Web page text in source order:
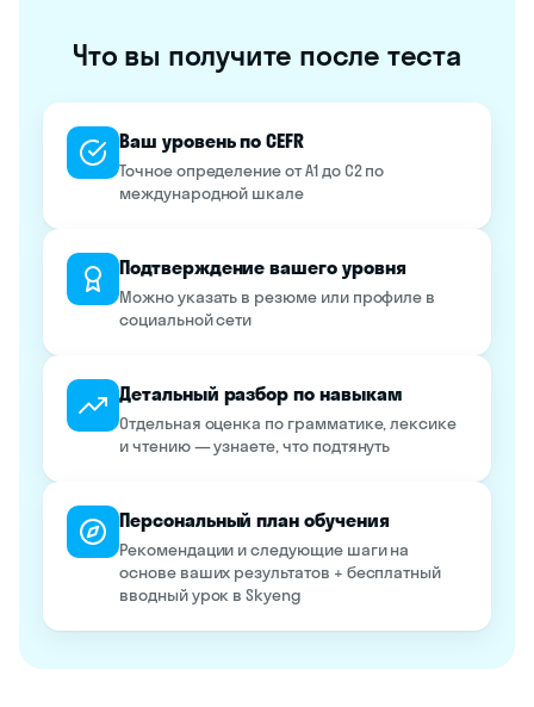
Что вы получите после теста
Ваш уровень по CEFR
Точное определение от A1 до C2 по
международной шкале
Подтверждение вашего уровня
Можно указать в резюме или профиле в
социальной сети
Детальный разбор по навыкам
Отдельная оценка по грамматике, лексике
и чтению — узнаете, что подтянуть
Персональный план обучения
Рекомендации и следующие шаги на
основе ваших результатов + бесплатный
вводный урок в Skyeng